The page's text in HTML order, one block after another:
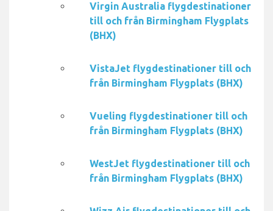
Virgin Australia flygdestinationer
till och från Birmingham Flygplats
(BHX)
VistaJet flygdestinationer till och
från Birmingham Flygplats (BHX)
Vueling flygdestinationer till och
från Birmingham Flygplats (BHX)
WestJet flygdestinationer till och
från Birmingham Flygplats (BHX)